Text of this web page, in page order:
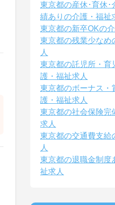
東京都の産休･育休･
績ありの介護・福祉
東京都の新卒OKの
東京都の残業少なめ
人
東京都の託児所・育
護・福祉求人
東京都のボーナス・
護・福祉求人
東京都の社会保険完
求人
東京都の交通費支給
人
東京都の退職金制度
祉求人